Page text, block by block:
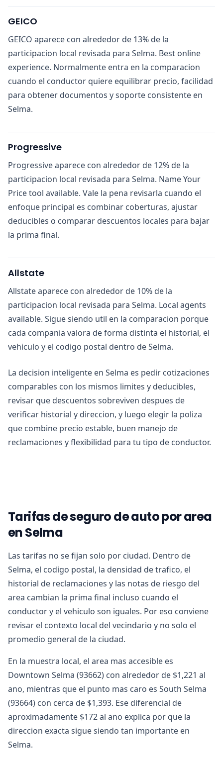
GEICO
GEICO aparece con alrededor de 13% de la
participacion local revisada para Selma. Best online
experience. Normalmente entra en la comparacion
cuando el conductor quiere equilibrar precio, facilidad
para obtener documentos y soporte consistente en
Selma.
Progressive
Progressive aparece con alrededor de 12% de la
participacion local revisada para Selma. Name Your
Price tool available. Vale la pena revisarla cuando el
enfoque principal es combinar coberturas, ajustar
deducibles o comparar descuentos locales para bajar
la prima final.
Allstate
Allstate aparece con alrededor de 10% de la
participacion local revisada para Selma. Local agents
available. Sigue siendo util en la comparacion porque
cada compania valora de forma distinta el historial, el
vehiculo y el codigo postal dentro de Selma.
La decision inteligente en Selma es pedir cotizaciones
comparables con los mismos limites y deducibles,
revisar que descuentos sobreviven despues de
verificar historial y direccion, y luego elegir la poliza
que combine precio estable, buen manejo de
reclamaciones y flexibilidad para tu tipo de conductor.
Tarifas de seguro de auto por area
en Selma
Las tarifas no se fijan solo por ciudad. Dentro de
Selma, el codigo postal, la densidad de trafico, el
historial de reclamaciones y las notas de riesgo del
area cambian la prima final incluso cuando el
conductor y el vehiculo son iguales. Por eso conviene
revisar el contexto local del vecindario y no solo el
promedio general de la ciudad.
En la muestra local, el area mas accesible es
Downtown Selma (93662) con alrededor de $1,221 al
ano, mientras que el punto mas caro es South Selma
(93664) con cerca de $1,393. Ese diferencial de
aproximadamente $172 al ano explica por que la
direccion exacta sigue siendo tan importante en
Selma.